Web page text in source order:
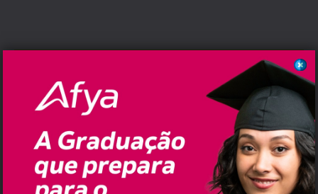
Luzi Borges,
Ministério da Igualdade Racial Política Uesc
Erramos em quê?